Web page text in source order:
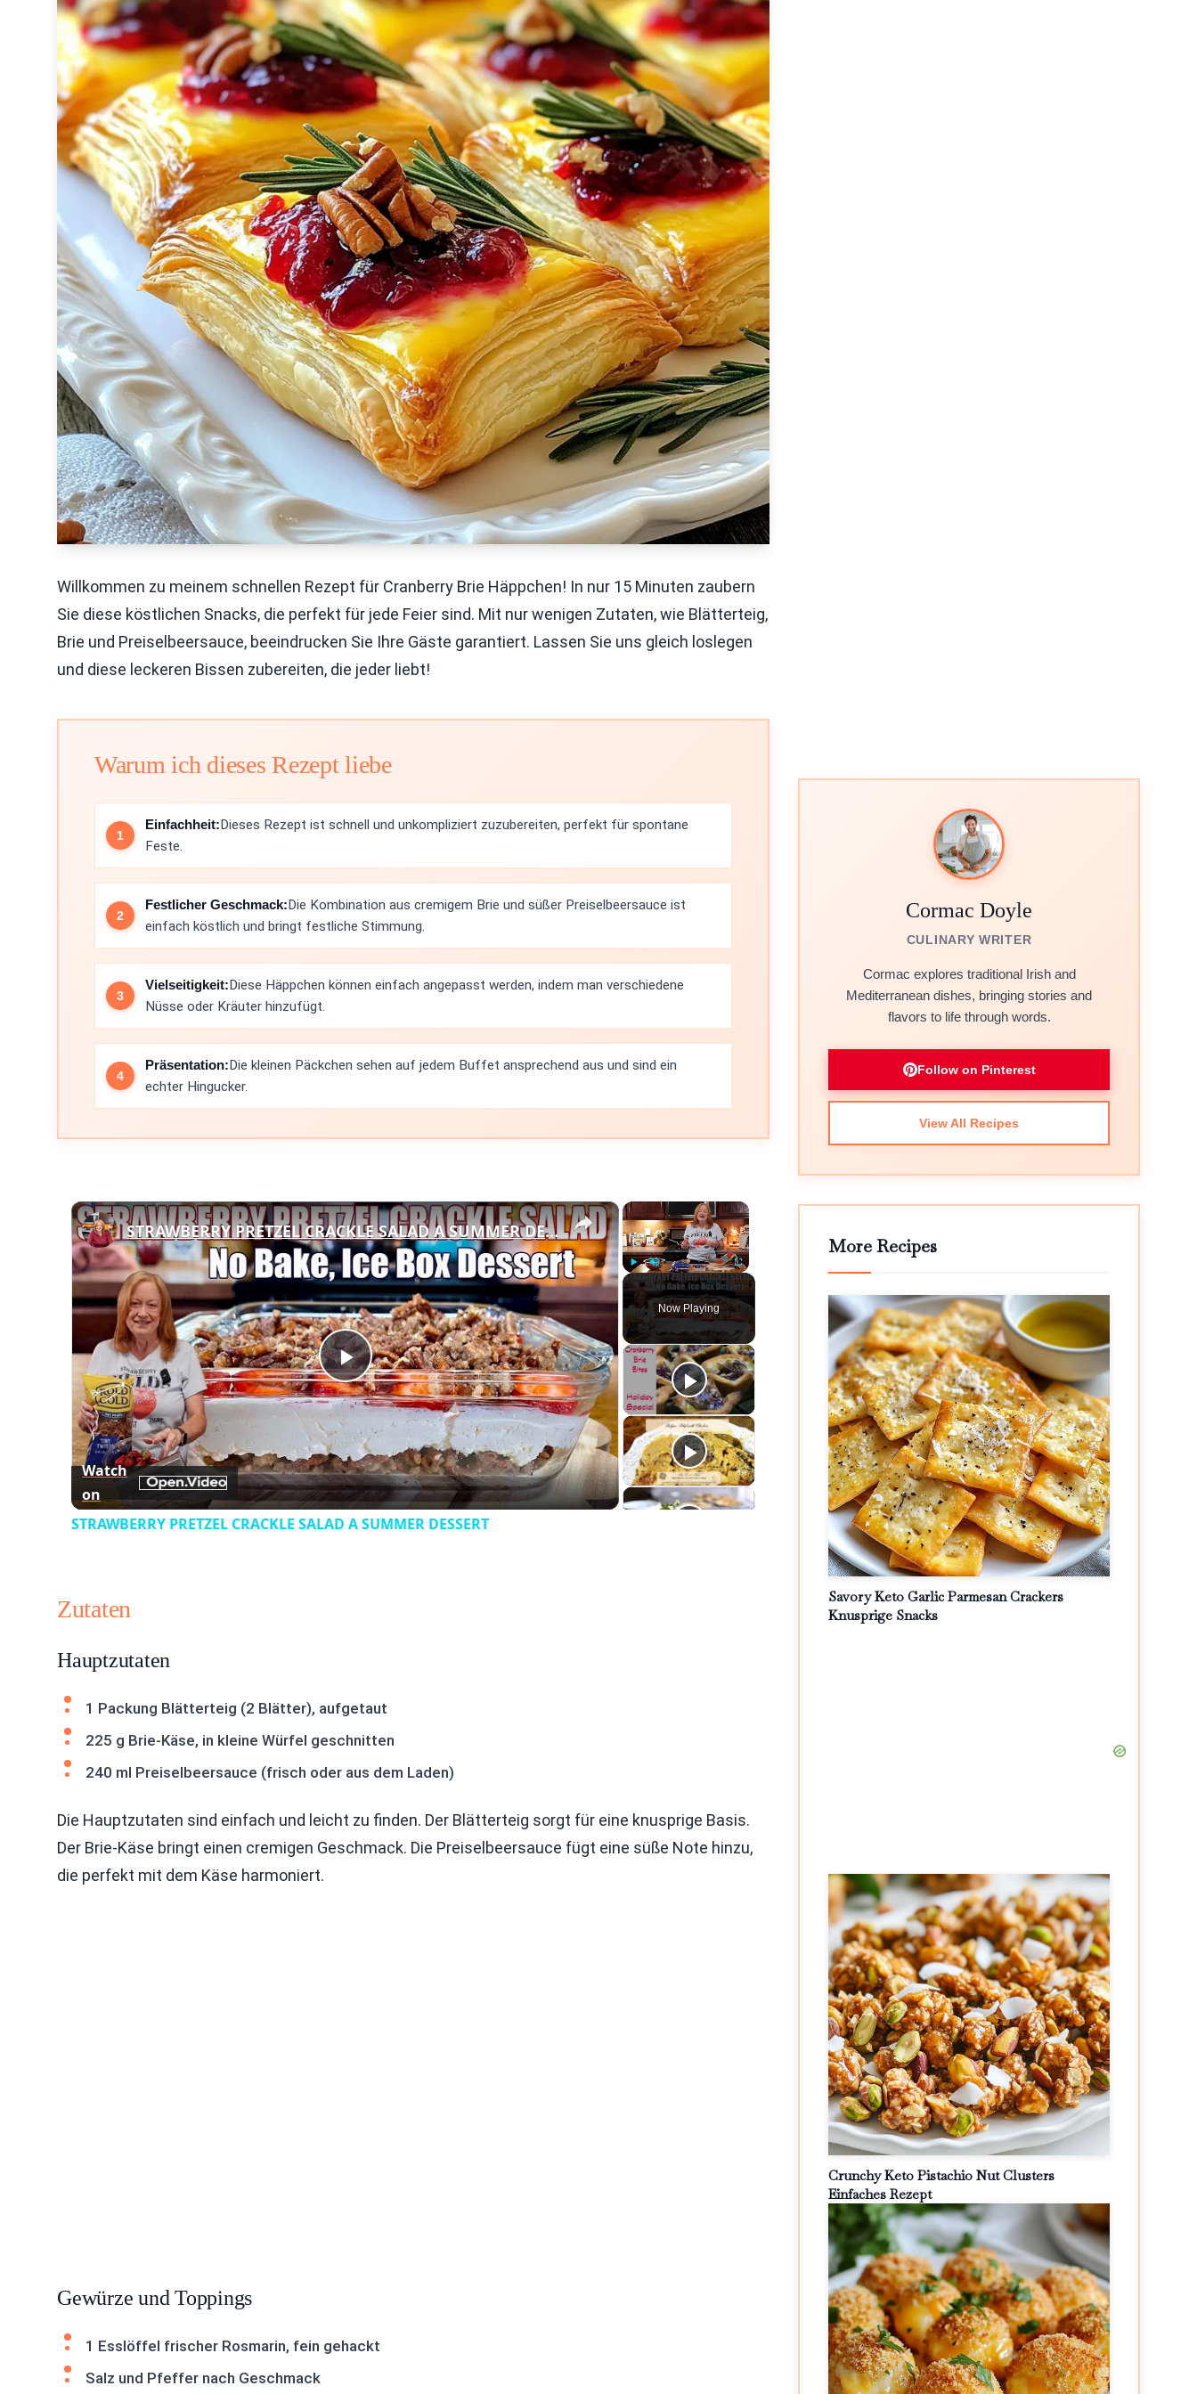
Willkommen zu meinem schnellen Rezept für Cranberry Brie Häppchen! In nur 15 Minuten zaubern
Sie diese köstlichen Snacks, die perfekt für jede Feier sind. Mit nur wenigen Zutaten, wie Blätterteig,
Brie und Preiselbeersauce, beeindrucken Sie Ihre Gäste garantiert. Lassen Sie uns gleich loslegen
und diese leckeren Bissen zubereiten, die jeder liebt!
Warum ich dieses Rezept liebe
Einfachheit:Dieses Rezept ist schnell und unkompliziert zuzubereiten, perfekt für spontane
Feste.
Festlicher Geschmack:Die Kombination aus cremigem Brie und süßer Preiselbeersauce ist
einfach köstlich und bringt festliche Stimmung.
Vielseitigkeit:Diese Häppchen können einfach angepasst werden, indem man verschiedene
Nüsse oder Kräuter hinzufügt.
Präsentation:Die kleinen Päckchen sehen auf jedem Buffet ansprechend aus und sind ein
echter Hingucker.
×
Play Unmute Fullscreen
Now Playing
×
Play
Video
STRAWBERRY PRETZEL CRACKLE SALAD A SUMMER DESSERT
Watch
on
STRAWBERRY PRETZEL CRACKLE SALAD A SUMMER DESSERT
Zutaten
Hauptzutaten
1 Packung Blätterteig (2 Blätter), aufgetaut
225 g Brie-Käse, in kleine Würfel geschnitten
240 ml Preiselbeersauce (frisch oder aus dem Laden)
Die Hauptzutaten sind einfach und leicht zu finden. Der Blätterteig sorgt für eine knusprige Basis.
Der Brie-Käse bringt einen cremigen Geschmack. Die Preiselbeersauce fügt eine süße Note hinzu,
die perfekt mit dem Käse harmoniert.
Gewürze und Toppings
1 Esslöffel frischer Rosmarin, fein gehackt
Salz und Pfeffer nach Geschmack
Cormac Doyle
CULINARY WRITER
Cormac explores traditional Irish and
Mediterranean dishes, bringing stories and
flavors to life through words.
Follow on Pinterest
View All Recipes
More Recipes
Savory Keto Garlic Parmesan Crackers
Knusprige Snacks
Crunchy Keto Pistachio Nut Clusters
Einfaches Rezept